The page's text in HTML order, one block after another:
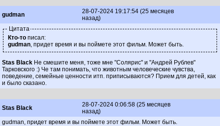
gudman
28-07-2024 19:17:54 (25 месяцев
назад)
Цитата
Кто-то писал:
gudman, придет время и вы поймете этот фильм. Может быть.
Stas Black Не смешите меня, тоже мне "Солярис" и "Андрей Рублев"
Тарковского :) Че там понимать, что животным человеческие чувства,
поведение, семейные ценности итп. приписываются? Прием для детей, как
и было сказано.
Stas Black
28-07-2024 0:06:58 (25 месяцев
назад)
gudman, придет время и вы поймете этот фильм. Может быть.